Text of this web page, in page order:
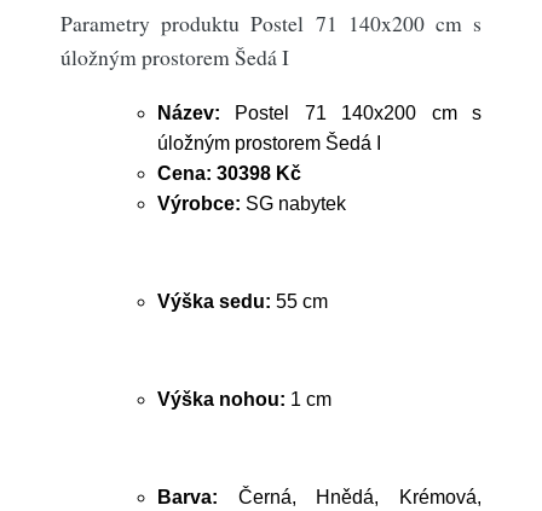
Parametry produktu Postel 71 140x200 cm s
úložným prostorem Šedá I
Název: Postel 71 140x200 cm s
úložným prostorem Šedá I
Cena: 30398 Kč
Výrobce: SG nabytek
Výška sedu: 55 cm
Výška nohou: 1 cm
Barva: Černá, Hnědá, Krémová,